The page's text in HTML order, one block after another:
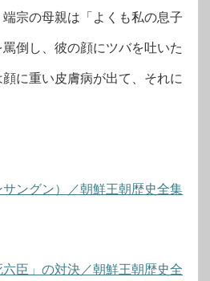
宗の母親は「よくも私の息子
倒し、彼の顔にツバを吐いた
に重い皮膚病が出て、それに
ングン）／朝鮮王朝歴史全集
臣」の対決／朝鮮王朝歴史全